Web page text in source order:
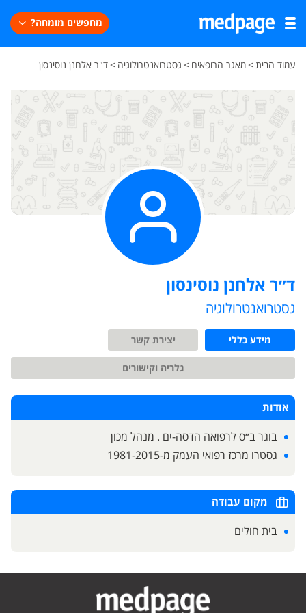
מחפשים מומחה?
עמוד הבית>מאגר הרופאים > גסטרואנטרולוגיה >ד"ר אלחנן נוסינסון
ד״ר אלחנן נוסינסון
גסטרואנטרולוגיה
מידע כללי יצירת קשר
גלריה וקישורים
אודות
בוגר ב״ס לרפואה הדסה-ים . מנהל מכון
גסטרו מרכז רפואי העמק מ-1981-2015
מקום עבודה
בית חולים